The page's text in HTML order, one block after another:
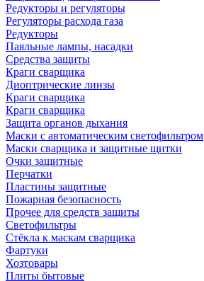
Редукторы и регуляторы
Регуляторы расхода газа
Редукторы
Паяльные лампы, насадки
Средства защиты
Краги сварщика
Диоптрические линзы
Краги сварщика
Краги сварщика
Защита органов дыхания
Маски с автоматическим светофильтром
Маски сварщика и защитные щитки
Очки защитные
Перчатки
Пластины защитные
Пожарная безопасность
Прочее для средств защиты
Светофильтры
Стёкла к маскам сварщика
Фартуки
Хозтовары
Плиты бытовые